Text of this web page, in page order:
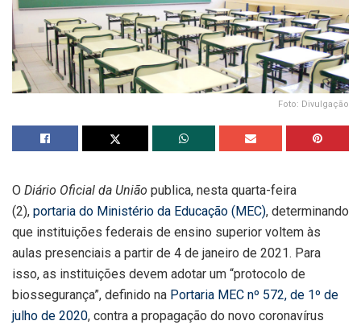
Foto: Divulgação
O Diário Oficial da União publica, nesta quarta-feira
(2), portaria do Ministério da Educação (MEC), determinando
que instituições federais de ensino superior voltem às
aulas presenciais a partir de 4 de janeiro de 2021. Para
isso, as instituições devem adotar um “protocolo de
biossegurança”, definido na Portaria MEC nº 572, de 1º de
julho de 2020, contra a propagação do novo coronavírus